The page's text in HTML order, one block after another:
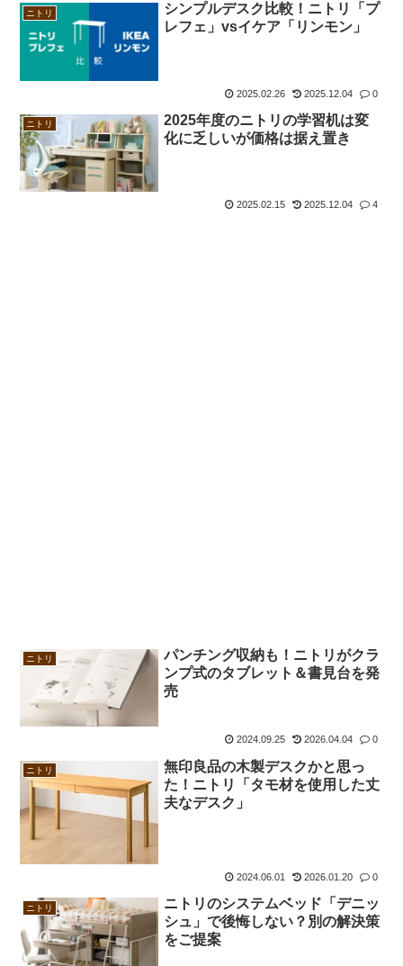
ニトリ
シンプルデスク比較！ニトリ「プ
レフェ」vsイケア「リンモン」
2025.02.26 2025.12.04 0
ニトリ
2025年度のニトリの学習机は変
化に乏しいが価格は据え置き
2025.02.15 2025.12.04 4
ニトリ
パンチング収納も！ニトリがクラ
ンプ式のタブレット＆書見台を発
売
2024.09.25 2026.04.04 0
ニトリ
無印良品の木製デスクかと思っ
た！ニトリ「タモ材を使用した丈
夫なデスク」
2024.06.01 2026.01.20 0
ニトリ
ニトリのシステムベッド「デニッ
シュ」で後悔しない？別の解決策
をご提案